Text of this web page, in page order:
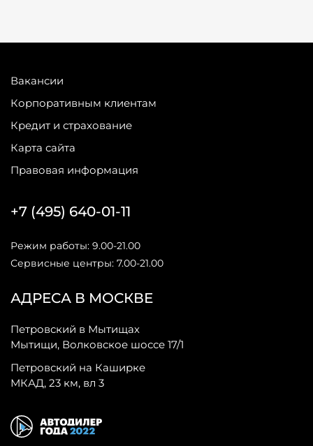
Вакансии
Корпоративным клиентам
Кредит и страхование
Карта сайта
Правовая информация
АДРЕСА В МОСКВЕ
Петровский в Мытищах
Мытищи, Волковское шоссе 17/1
Петровский на Каширке
МКАД, 23 км, вл 3
+7 (495) 640-01-11
Режим работы: 9.00-21.00
Сервисные центры: 7.00-21.00